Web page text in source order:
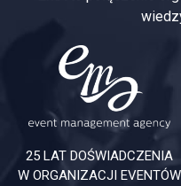
25 LAT DOŚWIADCZENIA
W ORGANIZACJI EVENTÓW